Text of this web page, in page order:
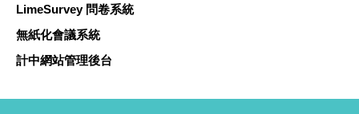
LimeSurvey 問卷系統
無紙化會議系統
計中網站管理後台